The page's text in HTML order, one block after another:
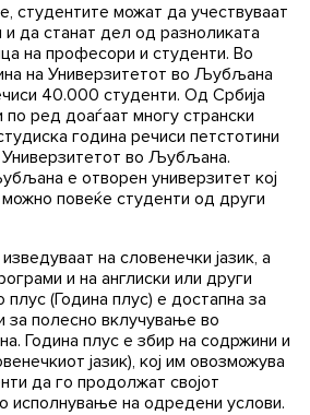
студентите можат да учествуваат
да станат дел од разноликата
на професори и студенти. Во
на Универзитетот во Љубљана
40.000 студенти. Од Србија
ред доаѓаат многу странски
година речиси петстотини
Универзитетот во Љубљана.
е отворен универзитет кој
повеќе студенти од други
на словенечки јазик, а
и на англиски или други
плус (Година плус) е достапна за
за полесно вклучување во
Година плус е збир на содржини и
јазик), кој им овозможува
да го продолжат својот
исполнување на одредени услови.